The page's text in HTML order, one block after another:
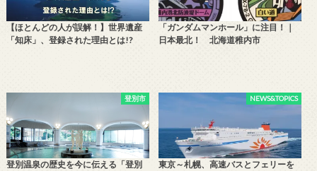
【ほとんどの人が誤解！】世界遺産
「知床」、登録された理由とは!?
「ガンダムマンホール」に注目！｜
日本最北！ 北海道稚内市
登別市
登別温泉の歴史を今に伝える「登別
NEWS&TOPICS
東京～札幌、高速バスとフェリーを